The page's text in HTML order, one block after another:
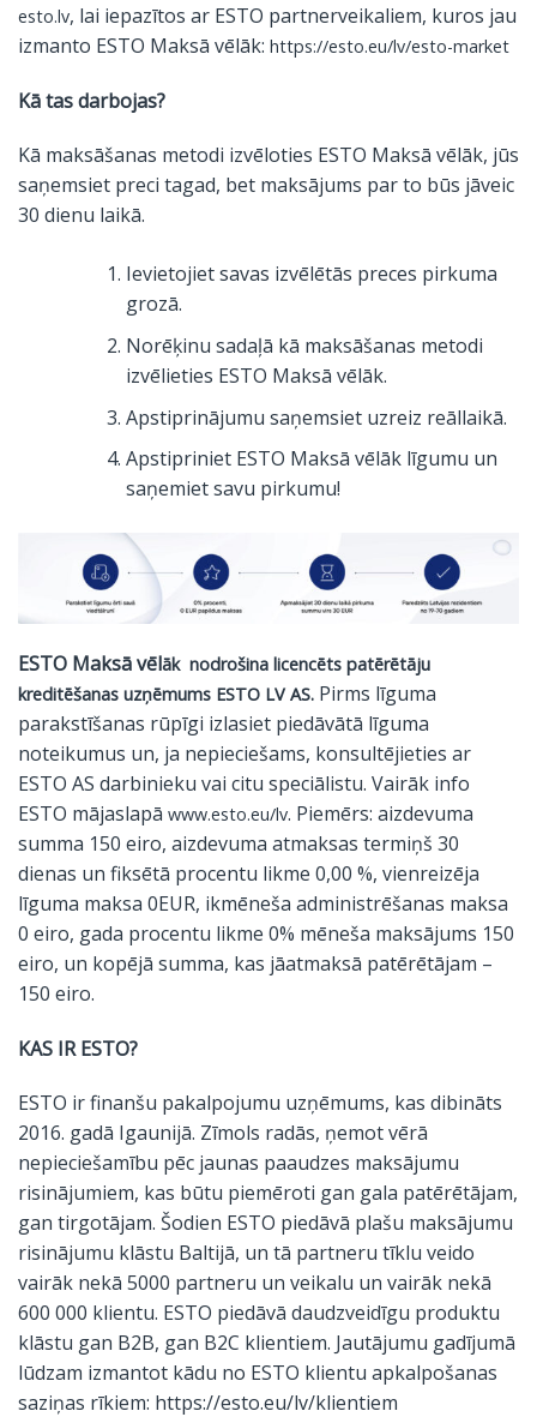
esto.lv, lai iepazītos ar ESTO partnerveikaliem, kuros jau
izmanto ESTO Maksā vēlāk: https://esto.eu/lv/esto-market
Kā tas darbojas?
Kā maksāšanas metodi izvēloties ESTO Maksā vēlāk, jūs
saņemsiet preci tagad, bet maksājums par to būs jāveic
30 dienu laikā.
Ievietojiet savas izvēlētās preces pirkuma
grozā.
Norēķinu sadaļā kā maksāšanas metodi
izvēlieties ESTO Maksā vēlāk.
Apstiprinājumu saņemsiet uzreiz reāllaikā.
Apstipriniet ESTO Maksā vēlāk līgumu un
saņemiet savu pirkumu!
ESTO Maksā vēlāk nodrošina licencēts patērētāju
kreditēšanas uzņēmums ESTO LV AS. Pirms līguma
parakstīšanas rūpīgi izlasiet piedāvātā līguma
noteikumus un, ja nepieciešams, konsultējieties ar
ESTO AS darbinieku vai citu speciālistu. Vairāk info
ESTO mājaslapā www.esto.eu/lv. Piemērs: aizdevuma
summa 150 eiro, aizdevuma atmaksas termiņš 30
dienas un fiksētā procentu likme 0,00 %, vienreizēja
līguma maksa 0EUR, ikmēneša administrēšanas maksa
0 eiro, gada procentu likme 0% mēneša maksājums 150
eiro, un kopējā summa, kas jāatmaksā patērētājam –
150 eiro.
KAS IR ESTO?
ESTO ir finanšu pakalpojumu uzņēmums, kas dibināts
2016. gadā Igaunijā. Zīmols radās, ņemot vērā
nepieciešamību pēc jaunas paaudzes maksājumu
risinājumiem, kas būtu piemēroti gan gala patērētājam,
gan tirgotājam. Šodien ESTO piedāvā plašu maksājumu
risinājumu klāstu Baltijā, un tā partneru tīklu veido
vairāk nekā 5000 partneru un veikalu un vairāk nekā
600 000 klientu. ESTO piedāvā daudzveidīgu produktu
klāstu gan B2B, gan B2C klientiem. Jautājumu gadījumā
lūdzam izmantot kādu no ESTO klientu apkalpošanas
saziņas rīkiem: https://esto.eu/lv/klientiem